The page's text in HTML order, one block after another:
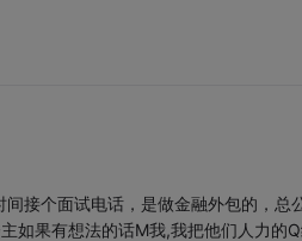
接个面试电话，是做金融外包的，
如果有想法的话M我,我把他们人力的